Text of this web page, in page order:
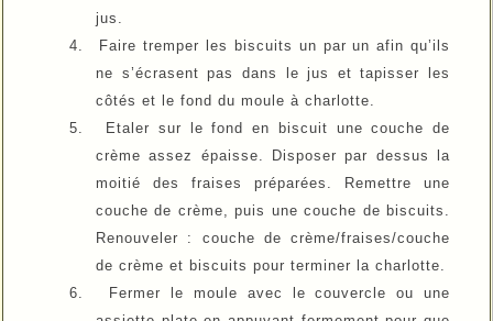
jus.
4.
Faire tremper les biscuits un par un afin qu’ils
ne s’écrasent pas dans le jus et tapisser les
côtés et le fond du moule à charlotte.
5.
Etaler sur le fond en biscuit une couche de
crème assez épaisse. Disposer par dessus la
moitié des fraises préparées. Remettre une
couche de crème, puis une couche de biscuits.
Renouveler : couche de crème/fraises/couche
de crème et biscuits pour terminer la charlotte.
6.
Fermer le moule avec le couvercle ou une